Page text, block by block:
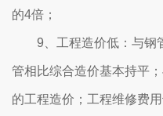
的4倍；
9、工程造价低：与钢
管相比综合造价基本持平
的工程造价；工程维修费